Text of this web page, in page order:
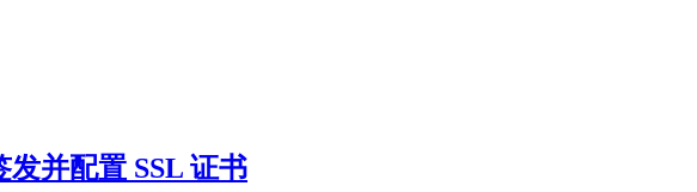
发并配置 SSL 证书